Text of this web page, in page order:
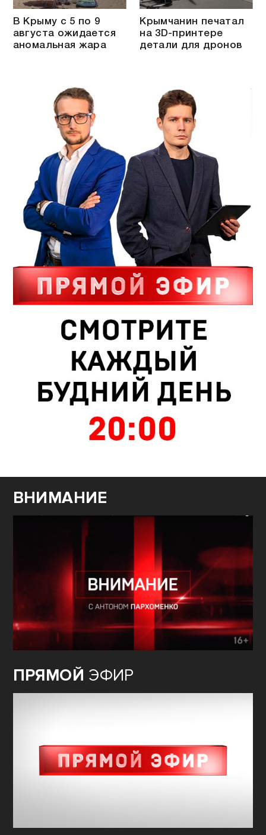
В Крыму с 5 по 9
августа ожидается
аномальная жара
Крымчанин печатал
на 3D-принтере
детали для дронов
ВНИМАНИЕ
ПРЯМОЙ ЭФИР